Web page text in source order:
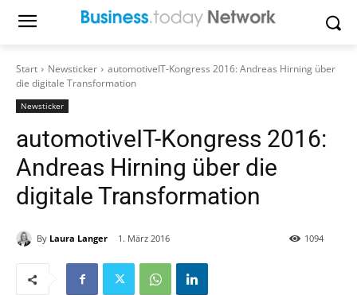
Start Newsticker
automotiveIT-Kongress 2016: Andreas Hirning über
die digitale Transformation
Newsticker
automotiveIT-Kongress 2016:
Andreas Hirning über die
digitale Transformation
By Laura Langer 1. März 2016 1094